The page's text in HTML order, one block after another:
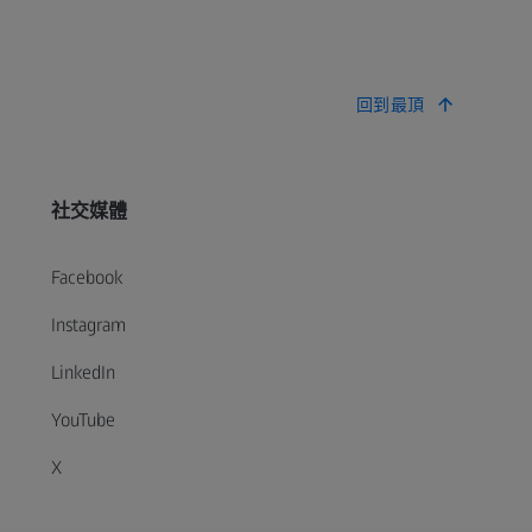
回到最頂
社交媒體
Facebook
Instagram
LinkedIn
YouTube
X